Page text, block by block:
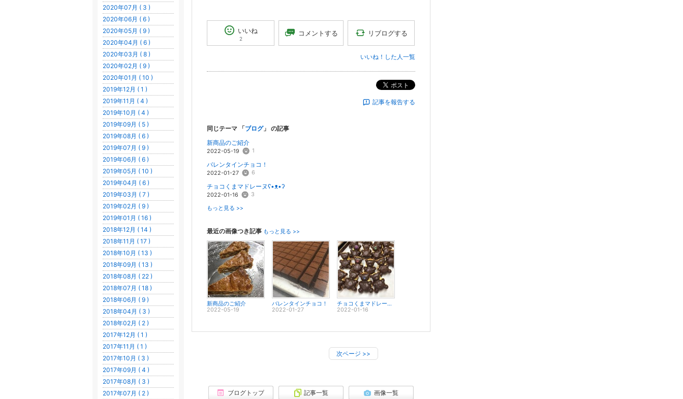
いいね
2
コメントする リブログする
いいね！した人一覧
ポスト
記事を報告する
同じテーマ 「ブログ」 の記事
新商品のご紹介
2022-05-19 1
バレンタインチョコ！
2022-01-27 6
チョコくまマドレーヌʕ•ᴥ•ʔ
2022-01-16 3
もっと見る >>
最近の画像つき記事 もっと見る >>
新商品のご紹介
2022-05-19
バレンタインチョコ！
2022-01-27
チョコくまマドレーヌʕ•ᴥ•ʔ
2022-01-16
次ページ >>
ブログトップ 記事一覧 画像一覧
2020年07月 ( 3 )
2020年06月 ( 6 )
2020年05月 ( 9 )
2020年04月 ( 6 )
2020年03月 ( 8 )
2020年02月 ( 9 )
2020年01月 ( 10 )
2019年12月 ( 1 )
2019年11月 ( 4 )
2019年10月 ( 4 )
2019年09月 ( 5 )
2019年08月 ( 6 )
2019年07月 ( 9 )
2019年06月 ( 6 )
2019年05月 ( 10 )
2019年04月 ( 6 )
2019年03月 ( 7 )
2019年02月 ( 9 )
2019年01月 ( 16 )
2018年12月 ( 14 )
2018年11月 ( 17 )
2018年10月 ( 13 )
2018年09月 ( 13 )
2018年08月 ( 22 )
2018年07月 ( 18 )
2018年06月 ( 9 )
2018年04月 ( 3 )
2018年02月 ( 2 )
2017年12月 ( 1 )
2017年11月 ( 1 )
2017年10月 ( 3 )
2017年09月 ( 4 )
2017年08月 ( 3 )
2017年07月 ( 2 )